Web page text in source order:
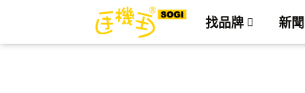
找品牌 新聞